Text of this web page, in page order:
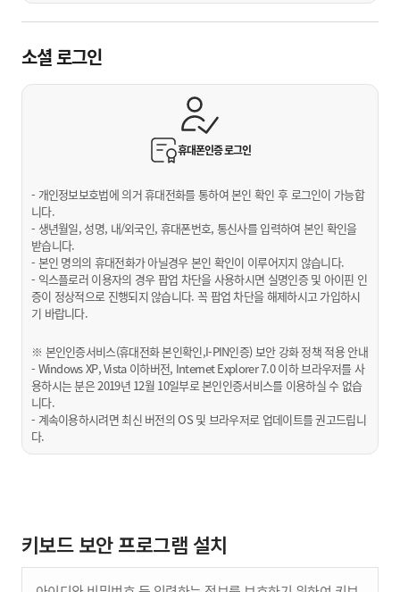
소셜 로그인
휴대폰인증로그인
- 개인정보보호법에 의거 휴대전화를 통하여 본인 확인 후 로그인이 가능합
니다.
- 생년월일, 성명, 내/외국인, 휴대폰번호, 통신사를 입력하여 본인 확인을
받습니다.
- 본인 명의의 휴대전화가 아닐경우 본인 확인이 이루어지지 않습니다.
- 익스플로러 이용자의 경우 팝업 차단을 사용하시면 실명인증 및 아이핀 인
증이 정상적으로 진행되지 않습니다. 꼭 팝업 차단을 해제하시고 가입하시
기 바랍니다.
※ 본인인증서비스(휴대전화 본인확인,I-PIN인증) 보안 강화 정책 적용 안내
- Windows XP, Vista 이하버전, Internet Explorer 7.0 이하 브라우저를 사
용하시는 분은 2019년 12월 10일부로 본인인증서비스를 이용하실 수 없습
니다.
- 계속이용하시려면 최신 버전의 OS 및 브라우저로 업데이트를 권고드립니
다.
키보드 보안 프로그램 설치